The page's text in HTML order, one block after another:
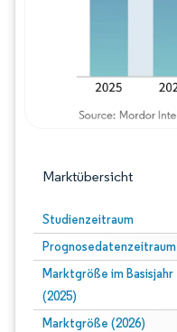
Marktübersicht
Studienzeitraum
Prognosedatenzeitraum
Marktgröße im Basisjahr
(2025)
Marktgröße (2026)